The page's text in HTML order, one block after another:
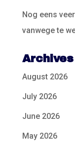
Nog eens
vanwege te
Archives
August 2026
July 2026
June 2026
May 2026